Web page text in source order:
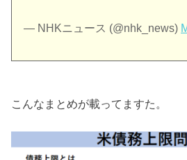
— NHKニュース (@nhk_news)
こんなまとめが載ってますた。